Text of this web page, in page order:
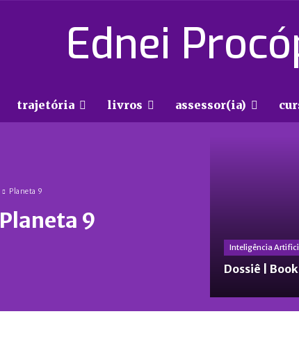
Ednei
trajetória livros assessor(ia)
Planeta 9
Planeta 9
Inteligência
Dossiê |